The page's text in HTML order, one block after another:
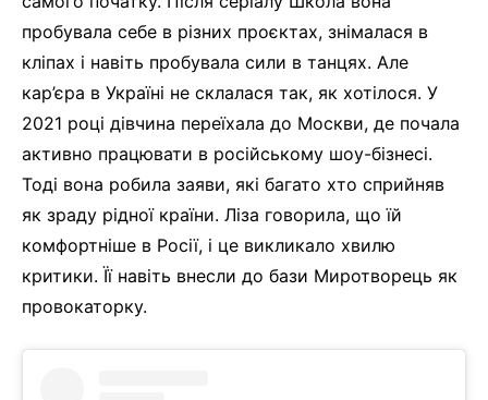
пробувала себе в різних проєктах, знімалася в
кліпах і навіть пробувала сили в танцях. Але
кар’єра в Україні не склалася так, як хотілося. У
2021 році дівчина переїхала до Москви, де почала
активно працювати в російському шоу-бізнесі.
Тоді вона робила заяви, які багато хто сприйняв
як зраду рідної країни. Ліза говорила, що їй
комфортніше в Росії, і це викликало хвилю
критики. Її навіть внесли до бази Миротворець як
провокаторку.